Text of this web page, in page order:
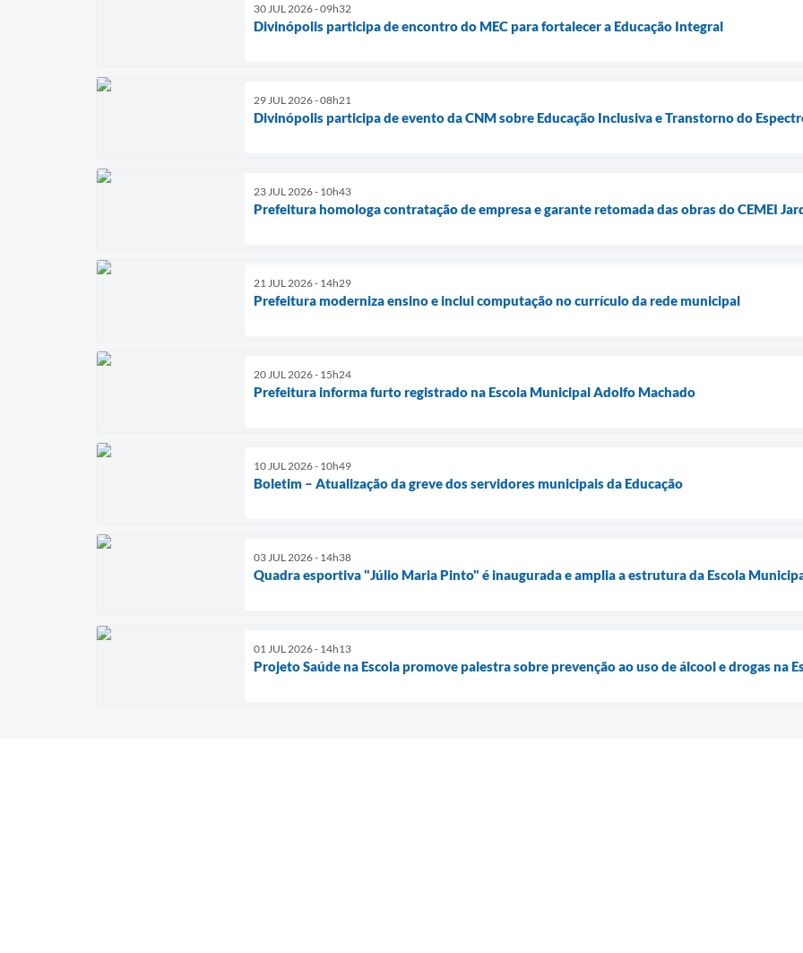
30 JUL 2026 - 09h32
Divinópolis participa de encontro do MEC para fortalecer a Educação Integral
29 JUL 2026 - 08h21
Divinópolis participa de evento da CNM sobre Educação Inclusiva e Transtorno do
23 JUL 2026 - 10h43
Prefeitura homologa contratação de empresa e garante retomada das obras do CEMEI
21 JUL 2026 - 14h29
Prefeitura moderniza ensino e inclui computação no currículo da rede municipal
20 JUL 2026 - 15h24
Prefeitura informa furto registrado na Escola Municipal Adolfo Machado
10 JUL 2026 - 10h49
Boletim – Atualização da greve dos servidores municipais da Educação
03 JUL 2026 - 14h38
Quadra esportiva "Júlio Maria Pinto" é inaugurada e amplia a estrutura da Escola
01 JUL 2026 - 14h13
Projeto Saúde na Escola promove palestra sobre prevenção ao uso de álcool e drogas na